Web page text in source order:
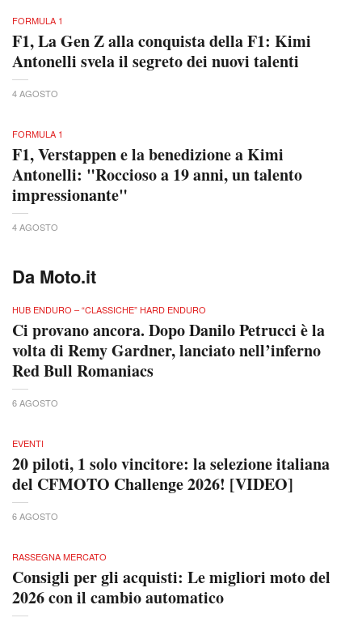
FORMULA 1
F1, La Gen Z alla conquista della F1: Kimi
Antonelli svela il segreto dei nuovi talenti
4 AGOSTO
FORMULA 1
F1, Verstappen e la benedizione a Kimi
Antonelli: "Roccioso a 19 anni, un talento
impressionante"
4 AGOSTO
Da Moto.it
HUB ENDURO – “CLASSICHE” HARD ENDURO
Ci provano ancora. Dopo Danilo Petrucci è la
volta di Remy Gardner, lanciato nell’inferno
Red Bull Romaniacs
6 AGOSTO
EVENTI
20 piloti, 1 solo vincitore: la selezione italiana
del CFMOTO Challenge 2026! [VIDEO]
6 AGOSTO
RASSEGNA MERCATO
Consigli per gli acquisti: Le migliori moto del
2026 con il cambio automatico